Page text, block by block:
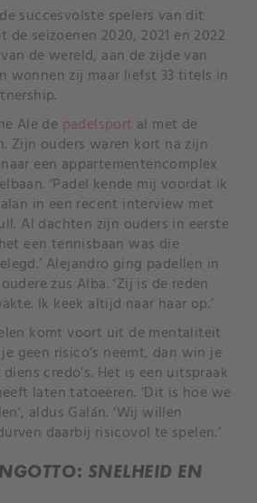
succesvolste spelers van dit
seizoenen 2020, 2021 en 2022
de wereld, aan de zijde van
wonnen zij maar liefst 33 titels in
Ale de padelsport al met de
Zijn ouders waren kort na zijn
een appartementencomplex
‘Padel kende mij voordat ik
in een recent interview met
Al dachten zijn ouders in eerste
een tennisbaan was die
Alejandro ging padellen in
zus Alba. ‘Zij is de reden
Ik keek altijd naar haar op.’
komt voort uit de mentaliteit
geen risico’s neemt, dan win je
credo’s. Het is een uitspraak
laten tatoeëren. ‘Dit is hoe we
aldus Galán. ‘Wij willen
daarbij risicovol te spelen.’
SNELHEID EN